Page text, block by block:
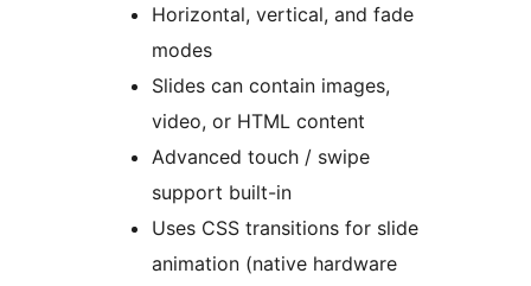
Horizontal, vertical, and fade
modes
Slides can contain images,
video, or HTML content
Advanced touch / swipe
support built-in
Uses CSS transitions for slide
animation (native hardware